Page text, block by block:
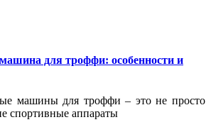
для троффи: особенности и
машины для троффи – это не просто
спортивные аппараты